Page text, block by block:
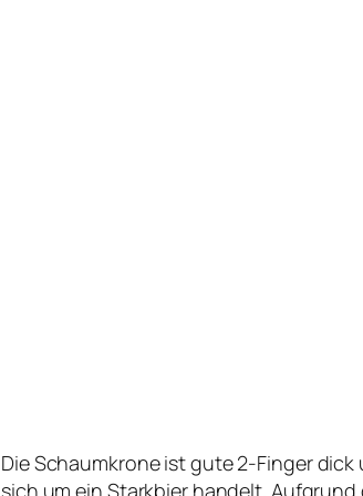
Die Schaumkrone ist gute 2-Finger